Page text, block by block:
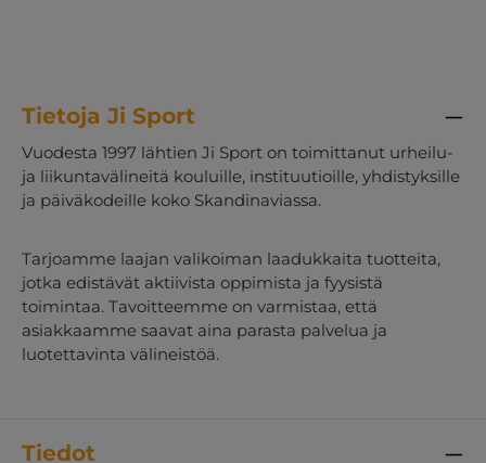
Tietoja Ji Sport
Vuodesta 1997 lähtien Ji Sport on toimittanut urheilu-
ja liikuntavälineitä kouluille, instituutioille, yhdistyksille
ja päiväkodeille koko Skandinaviassa.
Tarjoamme laajan valikoiman laadukkaita tuotteita,
jotka edistävät aktiivista oppimista ja fyysistä
toimintaa. Tavoitteemme on varmistaa, että
asiakkaamme saavat aina parasta palvelua ja
luotettavinta välineistöä.
Tiedot